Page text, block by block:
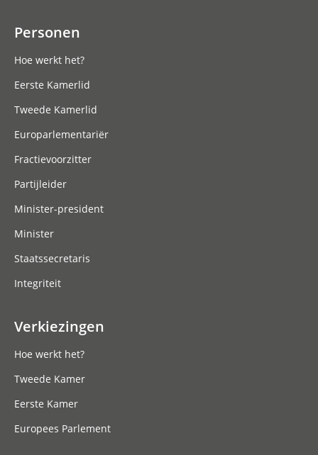
Personen
Hoe werkt het?
Eerste Kamerlid
Tweede Kamerlid
Europarlementariër
Fractievoorzitter
Partijleider
Minister-president
Minister
Staatssecretaris
Integriteit
Verkiezingen
Hoe werkt het?
Tweede Kamer
Eerste Kamer
Europees Parlement